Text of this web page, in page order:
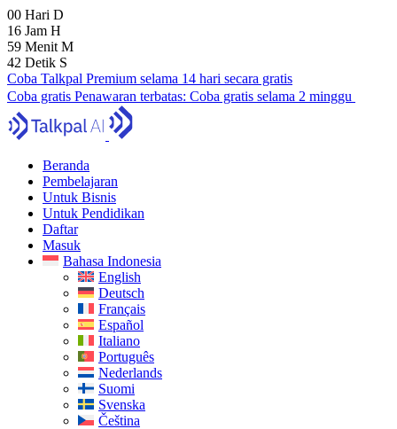
00 Hari D
16 Jam H
59 Menit M
41 Detik S
Coba Talkpal Premium selama 14 hari secara gratis
Coba gratis Penawaran terbatas: Coba gratis selama 2 minggu
Beranda
Pembelajaran
Untuk Bisnis
Untuk Pendidikan
Daftar
Masuk
Bahasa Indonesia
English
Deutsch
Français
Español
Italiano
Português
Nederlands
Suomi
Svenska
Čeština